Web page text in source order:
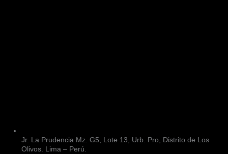
Jr. La Prudencia Mz. G5, Lote 13, Urb. Pro, Distrito de Los
Olivos. Lima – Perú.